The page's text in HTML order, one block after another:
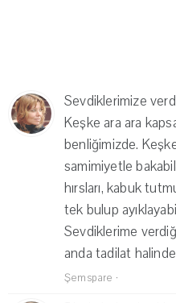
Sevdiklerimize
Keşke ara ara
benliğimizde.
samimiyetle
hırsları, kabuk
tek bulup
Sevdiklerime
anda tadilat
Şemspare ·